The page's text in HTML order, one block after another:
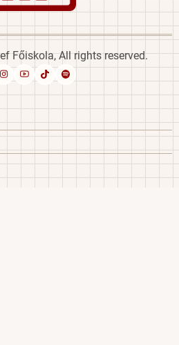
Főiskola, All rights reserved.